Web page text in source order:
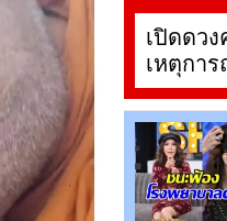
เปิดดว
เหตุกา